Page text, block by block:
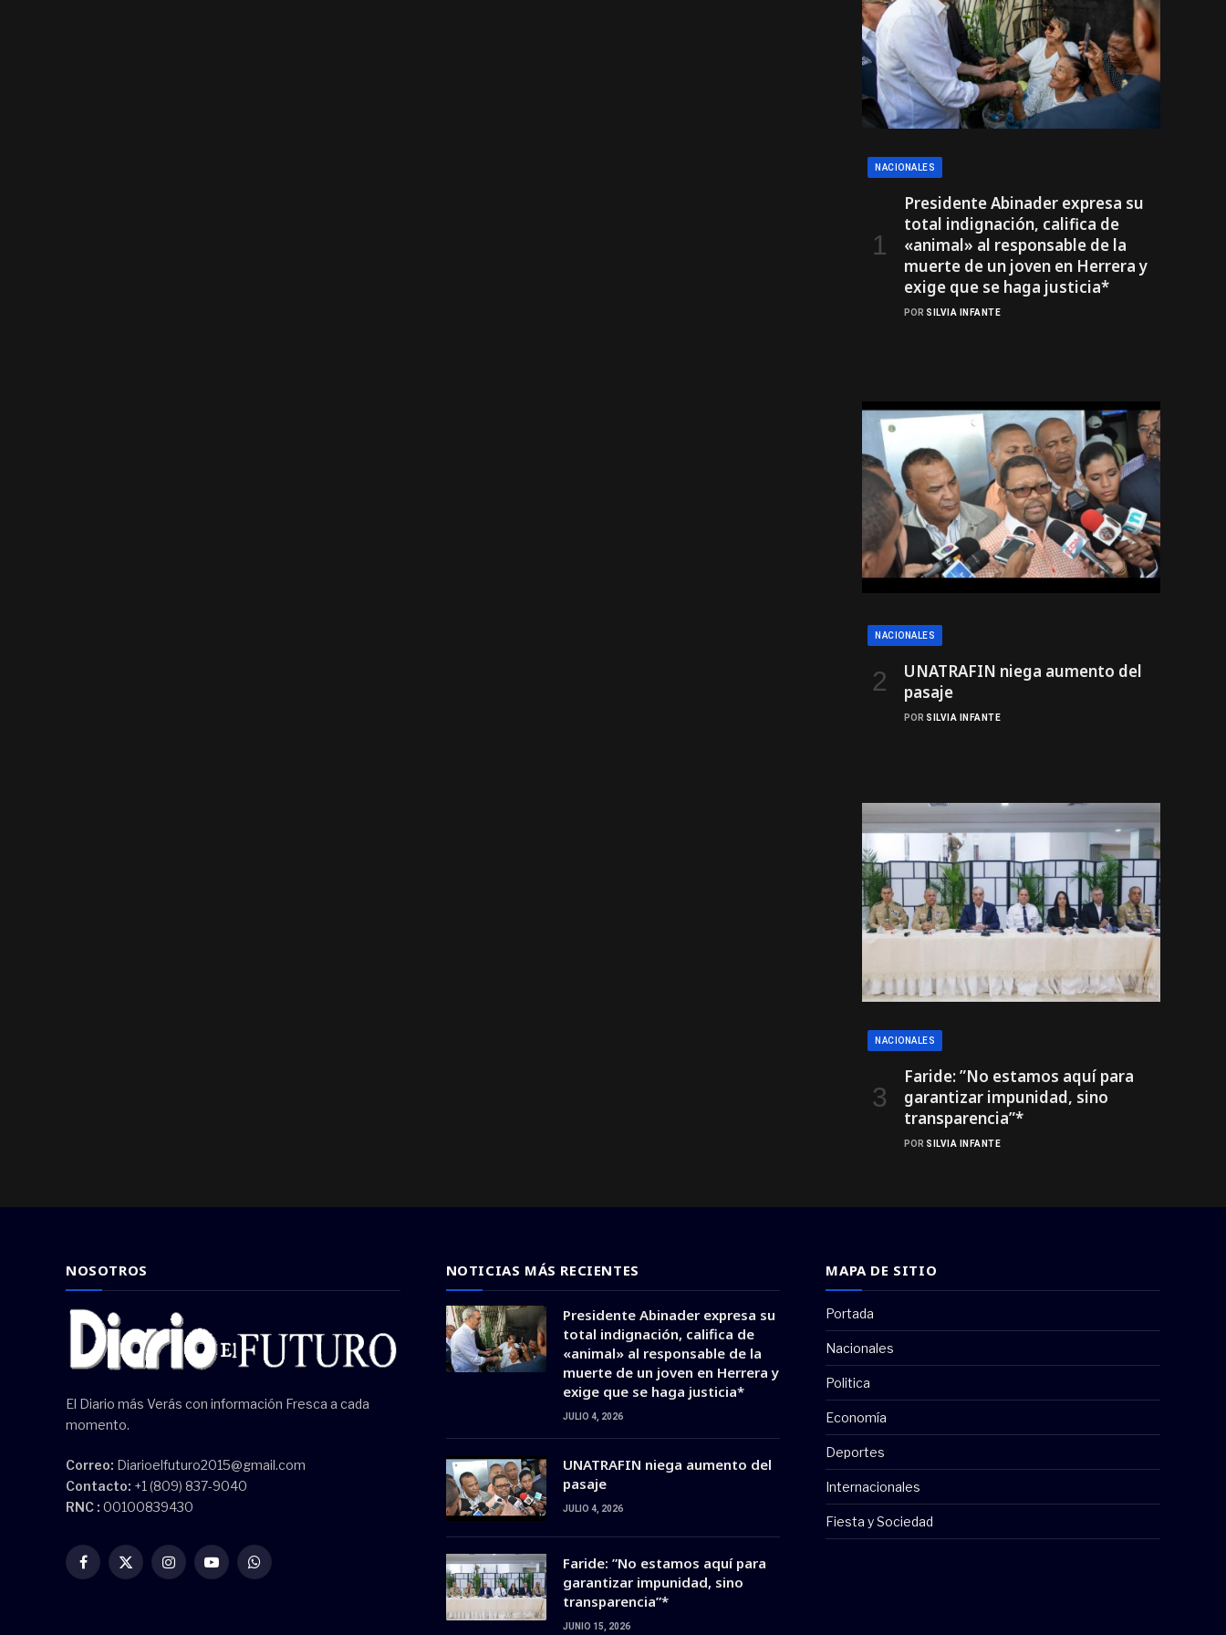
NACIONALES
Presidente Abinader expresa su
total indignación, califica de
«animal» al responsable de la
muerte de un joven en Herrera y
exige que se haga justicia*
POR SILVIA INFANTE
NACIONALES
UNATRAFIN niega aumento del
pasaje
POR SILVIA INFANTE
NACIONALES
Faride: ”No estamos aquí para
garantizar impunidad, sino
transparencia”*
POR SILVIA INFANTE
NOSOTROS
El Diario más Verás con información Fresca a cada
momento.
Correo: Diarioelfuturo2015@gmail.com
Contacto: +1 (809) 837-9040
RNC : 00100839430
Facebook
X
InstagramYouTubeWhatsApp
NOTICIAS MÁS RECIENTES
Presidente Abinader expresa su
total indignación, califica de
«animal» al responsable de la
muerte de un joven en Herrera y
exige que se haga justicia*
JULIO 4, 2026
UNATRAFIN niega aumento del
pasaje
JULIO 4, 2026
Faride: ”No estamos aquí para
garantizar impunidad, sino
transparencia”*
JUNIO 15, 2026
MAPA DE SITIO
Portada
Nacionales
Politica
Economía
Deportes
Internacionales
Fiesta y Sociedad